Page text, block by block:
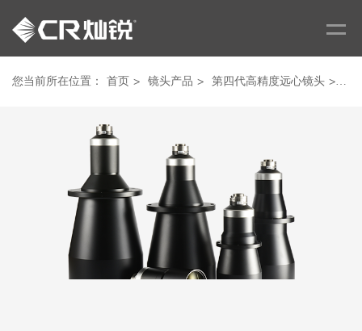
您当前所在位置： 首页 > 镜头产品 > 第四代高精度远心镜头 > 最